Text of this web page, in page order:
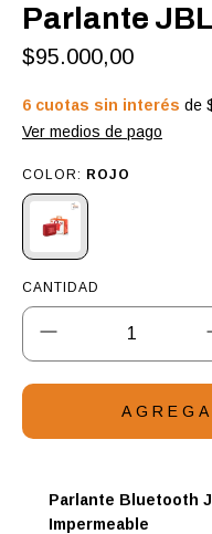
Parlante
$95.000,00
6 cuotas sin interés de
Ver medios de pago
COLOR: ROJO
CANTIDAD
Parlante Bluetooth
Impermeable